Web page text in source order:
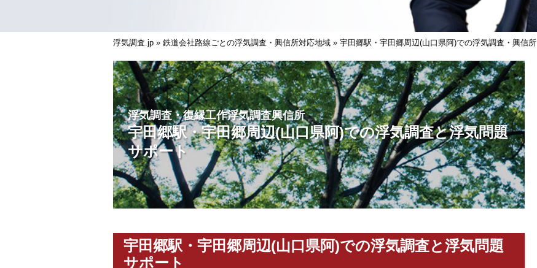
浮気調査.jp » 鉄道会社路線ごとの浮気調査・興信所対応地域 » 宇田郷駅・宇田郷周辺(山口県阿)での浮気調査・興信所
浮気調査・復縁工作浮気調査興信所
宇田郷駅・宇田郷周辺(山口県阿)での浮気調査と浮気問題
サポート
宇田郷駅・宇田郷周辺(山口県阿)での浮気調査と浮気問題
サポート